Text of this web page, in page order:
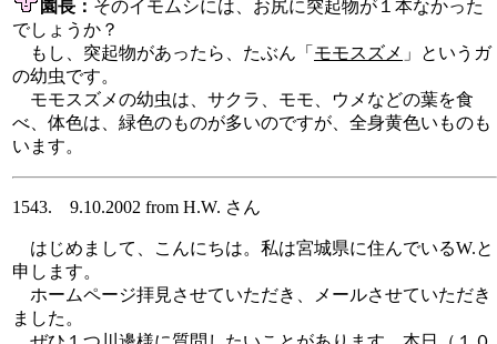
園長： そのイモムシには、お尻に突起物が１本なかった
でしょうか？
もし、突起物があったら、たぶん「 モモスズメ 」というガ
の幼虫です。
モモスズメの幼虫は、サクラ、モモ、ウメなどの葉を食
べ、体色は、緑色のものが多いのですが、全身黄色いものも
います。
1543. 9.10.2002 from H.W. さん
はじめまして、こんにちは。私は宮城県に住んでいるW.と
申します。
ホームページ拝見させていただき、メールさせていただき
ました。